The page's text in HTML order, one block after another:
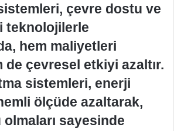
çevre dostu ve
teknolojilerle
hem maliyetleri
de çevresel etkiyi azaltır.
sistemleri, enerji
ölçüde azaltarak,
sayesinde